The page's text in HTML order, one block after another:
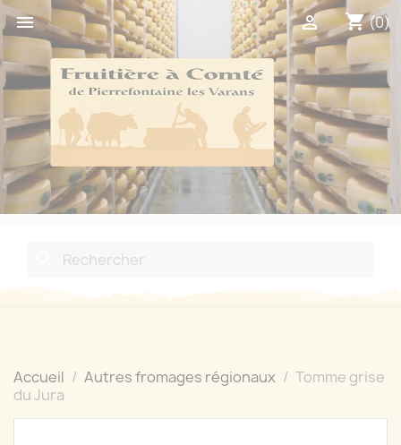
 shopping_cart(0)

Accueil Autres fromages régionaux
Tomme grise
du Jura